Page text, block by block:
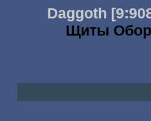
Daggoth
Щиты